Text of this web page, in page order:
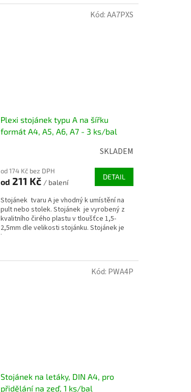
Plexi stojánek typu A na šířku
formát A4, A5, A6, A7 - 3 ks/bal
SKLADEM
od 174 Kč bez DPH
od 211 Kč / balení
DETAIL
Stojánek tvaru A je vhodný k umístění na
pult nebo stolek. Stojánek je vyrobený z
kvalitního čirého plastu v tloušťce 1,5-
2,5mm dle velikosti stojánku. Stojánek je
k...
Kód:AA7PXS
Stojánek na letáky, DIN A4, pro
přidělání na zeď, 1 ks/bal
Kód: PWA4P